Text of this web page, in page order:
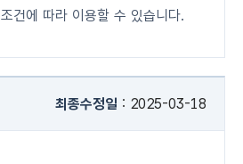
조건에 따라 이용할 수 있습니다.
최종수정일 : 2025-03-18